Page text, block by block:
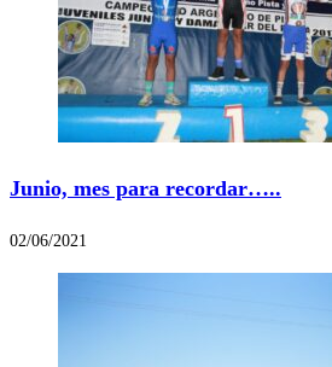
Junio, mes para recordar…..
02/06/2021